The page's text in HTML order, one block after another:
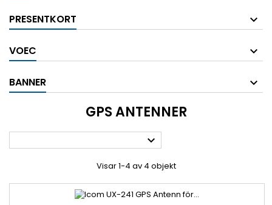
PRESENTKORT
VOEC
BANNER
GPS ANTENNER

Visar 1-4 av 4 objekt